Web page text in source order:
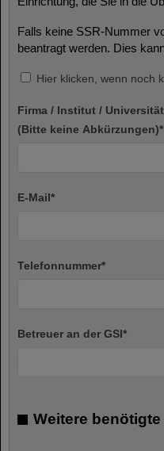
Falls keine SSR-Nummer
beantragt werden. Dies
Hier klicken, wenn noch
Firma / Institut / Universität
(Bitte keine Abkürzungen)*
E-Mail*
Telefonnummer*
Betreuer an der GSI*
Weitere